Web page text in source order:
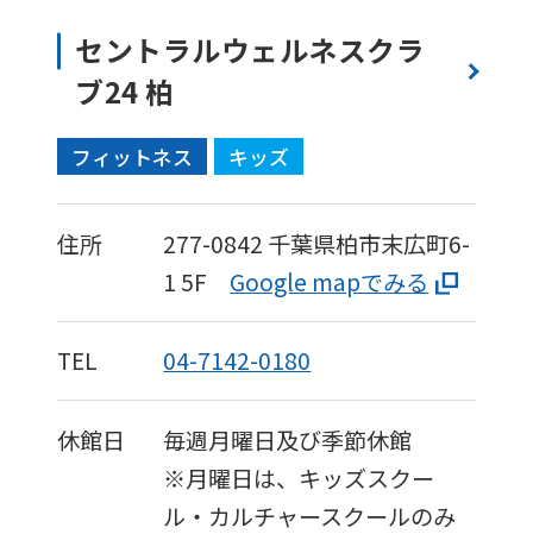
セントラルウェルネスクラ
ブ24 柏
フィットネス キッズ
住所 277-0842 千葉県柏市末広町6-
1 5F Google mapでみる
TEL 04-7142-0180
休館日
毎週月曜日及び季節休館
※月曜日は、キッズスクー
ル・カルチャースクールのみ